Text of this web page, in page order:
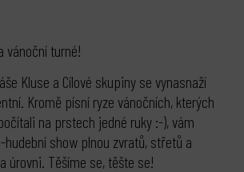
vánoční turné!
Kluse a Cílové skupiny se vynasnaží
Kromě písní ryze vánočních, kterých
na prstech jedné ruky :-), vám
show plnou zvratů, střetů a
úrovni. Těšíme se, těšte se!